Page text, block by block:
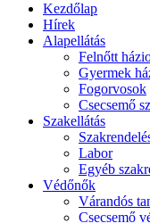
Kezdőlap
Hírek
Alapellátás
Felnőtt
Gyermek
Fogorvosok
Csecsemő
Szakellátás
Labor
Egyéb
Védőnők
Várandós
Csecsemő